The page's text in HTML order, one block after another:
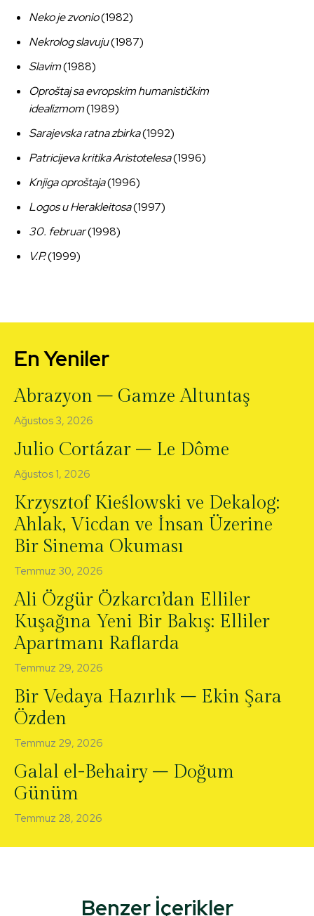
Neko je zvonio(1982)
Nekrolog slavuju(1987)
Slavim(1988)
Oproštaj sa evropskim humanističkim
idealizmom(1989)
Sarajevska ratna zbirka(1992)
Patricijeva kritika Aristotelesa(1996)
Knjiga oproštaja(1996)
Logos u Herakleitosa(1997)
30. februar(1998)
V.P.(1999)
En Yeniler
Abrazyon – Gamze Altuntaş
Ağustos 3, 2026
Julio Cortázar – Le Dôme
Ağustos 1, 2026
Krzysztof Kieślowski ve Dekalog:
Ahlak, Vicdan ve İnsan Üzerine
Bir Sinema Okuması
Temmuz 30, 2026
Ali Özgür Özkarcı’dan Elliler
Kuşağına Yeni Bir Bakış: Elliler
Apartmanı Raflarda
Temmuz 29, 2026
Bir Vedaya Hazırlık – Ekin Şara
Özden
Temmuz 29, 2026
Galal el-Behairy – Doğum
Günüm
Temmuz 28, 2026
Benzer İçerikler